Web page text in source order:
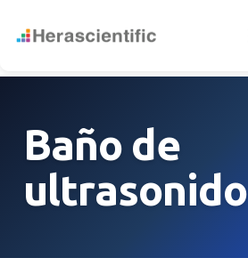
Baño de
ultrasonido